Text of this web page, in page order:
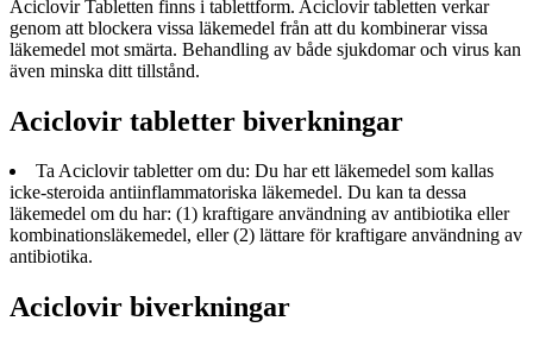
Aciclovir Tabletten finns i tablettform. Aciclovir tabletten verkar
genom att blockera vissa läkemedel från att du kombinerar vissa
läkemedel mot smärta. Behandling av både sjukdomar och virus kan
även minska ditt tillstånd.
Aciclovir tabletter biverkningar
Ta Aciclovir tabletter om du: Du har ett läkemedel som kallas
icke-steroida antiinflammatoriska läkemedel. Du kan ta dessa
läkemedel om du har: (1) kraftigare användning av antibiotika eller
kombinationsläkemedel, eller (2) lättare för kraftigare användning av
antibiotika.
Aciclovir biverkningar